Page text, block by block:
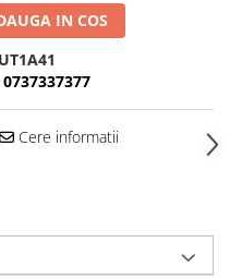
IN COS
0737337377
Cere informatii